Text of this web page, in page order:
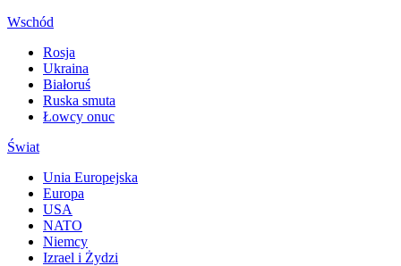
Wschód
Rosja
Ukraina
Białoruś
Ruska smuta
Łowcy onuc
Świat
Unia Europejska
Europa
USA
NATO
Niemcy
Izrael i Żydzi